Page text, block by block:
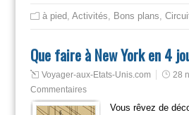
à pied Activités Bons plans
Que faire à New York en 4
Voyager-aux-Etats-Unis.com 28
Commentaires
Vous rêvez de